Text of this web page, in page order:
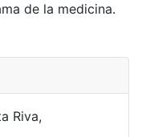
de la medicina.
Riva,